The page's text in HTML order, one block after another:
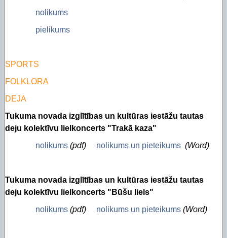
nolikums
pielikums
SPORTS
FOLKLORA
DEJA
Tukuma novada izglītības un kultūras iestāžu tautas
deju kolektīvu lielkoncerts "Trakā kaza"
nolikums (pdf) nolikums un pieteikums (Word)
Tukuma novada izglītības un kultūras iestāžu tautas
deju kolektīvu lielkoncerts "Būšu liels"
nolikums (pdf) nolikums un pieteikums (Word)